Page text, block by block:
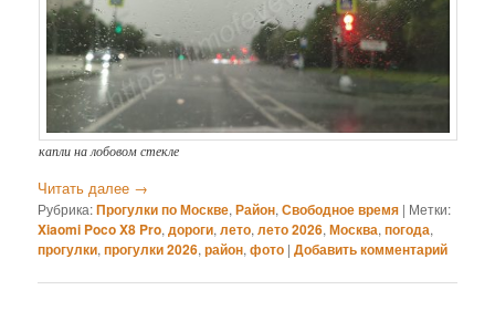
капли на лобовом стекле
Читать далее →
Рубрика:Прогулки по Москве,Район,Свободное время | Метки:
Xiaomi Poco X8 Pro,дороги,лето,лето 2026,Москва,погода,
прогулки,прогулки 2026,район,фото |Добавить комментарий